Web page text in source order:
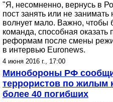
"Я, несомненно, вернусь в
пост занять или не
волнует мало. Важно, чтобы
команда, способная
реформам после смены
в интервью Euronews.
4 июня 2016 г., 17:00
Минобороны РФ
террористов по жилым
более 40 погибших